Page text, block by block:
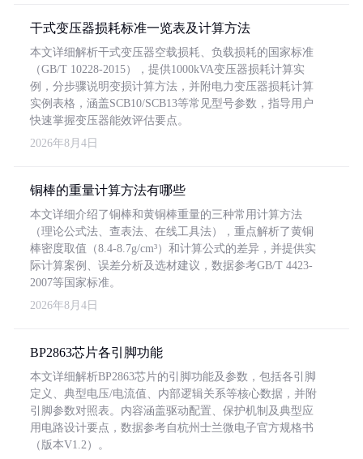
干式变压器损耗标准一览表及计算方法
本文详细解析干式变压器空载损耗、负载损耗的国家标准
（GB/T 10228-2015），提供1000kVA变压器损耗计算实
例，分步骤说明变损计算方法，并附电力变压器损耗计算
实例表格，涵盖SCB10/SCB13等常见型号参数，指导用户
快速掌握变压器能效评估要点。
2026年8月4日
铜棒的重量计算方法有哪些
本文详细介绍了铜棒和黄铜棒重量的三种常用计算方法
（理论公式法、查表法、在线工具法），重点解析了黄铜
棒密度取值（8.4-8.7g/cm³）和计算公式的差异，并提供实
际计算案例、误差分析及选材建议，数据参考GB/T 4423-
2007等国家标准。
2026年8月4日
BP2863芯片各引脚功能
本文详细解析BP2863芯片的引脚功能及参数，包括各引脚
定义、典型电压/电流值、内部逻辑关系等核心数据，并附
引脚参数对照表。内容涵盖驱动配置、保护机制及典型应
用电路设计要点，数据参考自杭州士兰微电子官方规格书
（版本V1.2）。